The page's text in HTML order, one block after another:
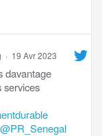
· 19 Avr 2023
davantage
services
@PR_Senegal